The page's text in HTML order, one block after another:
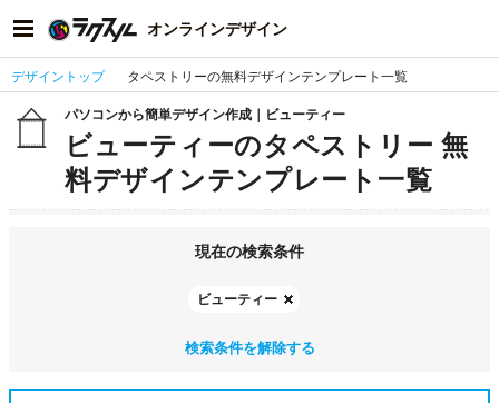
オンラインデザイン
デザイントップ タペストリーの無料デザインテンプレート一覧
パソコンから簡単デザイン作成｜ビューティー
ビューティーのタペストリー 無
料デザインテンプレート一覧
現在の検索条件
ビューティー
検索条件を解除する